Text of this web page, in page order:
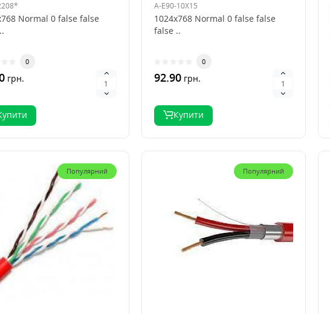
Normal 0 false false
0
грн.
A-E90-10X15
1024x768 Normal 0 false false
false ..
0
92.90грн.
Купити
Популярний Популярний